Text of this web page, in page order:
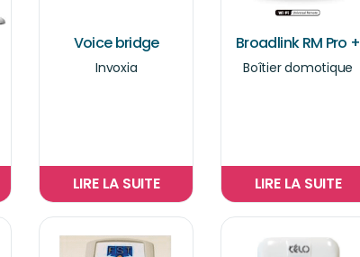
Voice bridge
Invoxia
LIRE LA SUITE
Broadlink RM Pro +
Boîtier domotique
LIRE LA SUITE